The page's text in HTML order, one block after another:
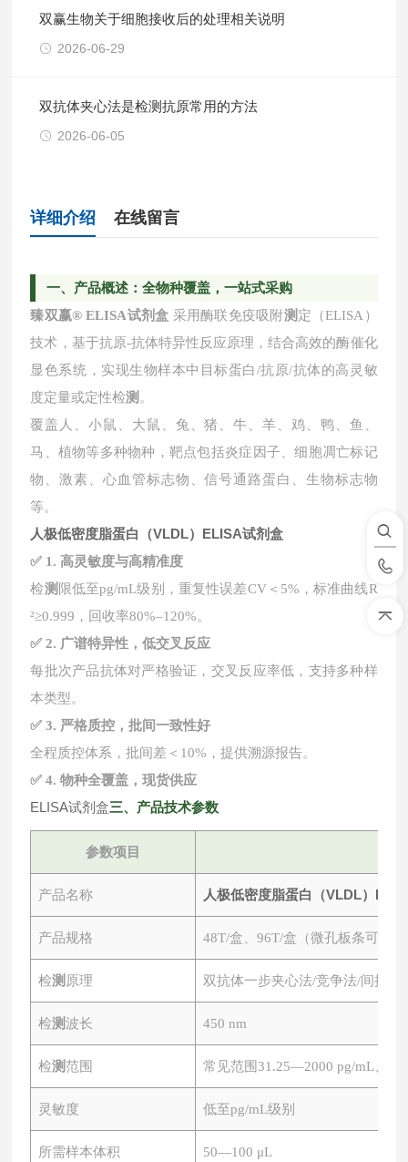
双赢生物关于细胞接收后的处理相关说明
2026-06-29
双抗体夹心法是检测抗原常用的方法
2026-06-05
详细介绍 在线留言
一、产品概述：全物种覆盖，一站式采购
臻双赢® ELISA试剂盒 采用酶联免疫吸附测 定（ELISA）
技术，基于抗原-抗体特异性反应原理，结合高效的酶催化
显色系统，实现生物样本中目标蛋白/抗原/抗体的高灵敏
度定量或定性检测 。
覆盖人、小鼠、大鼠、兔、猪、牛、羊、鸡、鸭、鱼、
马、植物等多种物种，靶点包括炎症因子、细胞凋亡标记
物、激素、心血管标志物、信号通路蛋白、生物标志物
等。
人极低密度脂蛋白（VLDL）ELISA试剂盒
✅ 1. 高灵敏度与高精准度
检测 限低至pg/mL级别，重复性误差CV＜5%，标准曲线R
²≥0.999，回收率80%–120%。
✅ 2. 广谱特异性，低交叉反应
每批次产品抗体对严格验证，交叉反应率低，支持多种样
本类型。
✅ 3. 严格质控，批间一致性好
全程质控体系，批间差＜ 10%，提供溯源报告。
✅ 4. 物种全覆盖，现货供应
ELISA试剂盒三、产品技术参数
参数项目
产品名称 人极低密度脂蛋白（VLDL）
产品规格 48T/盒、96T/盒（微孔板条可拆）
检测 原理 双抗体一步夹心法/竞争法/间接法
检测波长 450 nm
检测范围 常见范围31.25—2000 pg/mL、
灵敏度 低至pg/mL级别
所需样本体积 50—100 μL